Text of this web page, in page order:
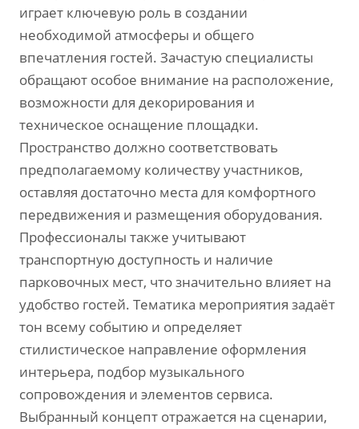
играет ключевую роль в создании
необходимой атмосферы и общего
впечатления гостей. Зачастую специалисты
обращают особое внимание на расположение,
возможности для декорирования и
техническое оснащение площадки.
Пространство должно соответствовать
предполагаемому количеству участников,
оставляя достаточно места для комфортного
передвижения и размещения оборудования.
Профессионалы также учитывают
транспортную доступность и наличие
парковочных мест, что значительно влияет на
удобство гостей. Тематика мероприятия задаёт
тон всему событию и определяет
стилистическое направление оформления
интерьера, подбор музыкального
сопровождения и элементов сервиса.
Выбранный концепт отражается на сценарии,